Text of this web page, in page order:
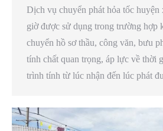
Dịch vụ chuyển phát hỏa tốc huyện
giờ được sử dụng trong trường hợp
chuyển hồ sơ thầu, công văn, bưu
tính chất quan trọng, áp lực về thời
trình tính từ lúc nhận đến lúc phát